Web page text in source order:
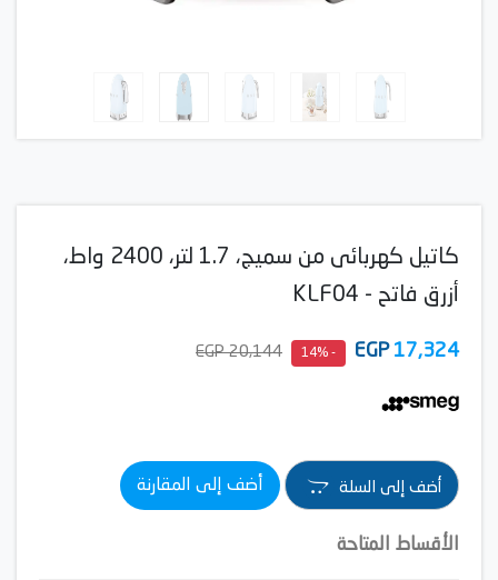
كاتيل كهربائى من سميج، 1.7 لتر، 2400 واط،
أزرق فاتح - KLF04
17,324
EGP
- 14%
20,144 EGP
أضف إلى السلة أضف إلى المقارنة
الأقساط المتاحة